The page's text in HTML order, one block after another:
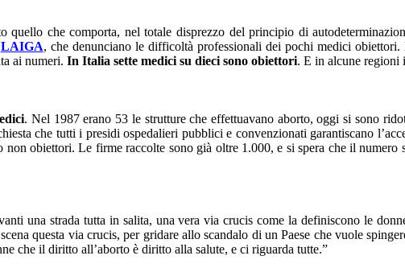
quello che comporta, nel totale disprezzo del principio di
LAIGA, che denunciano le difficoltà professionali dei pochi medici
ai numeri. In Italia sette medici su dieci sono obiettori. E in alcune regioni
. Nel 1987 erano 53 le strutture che effettuavano aborto, oggi si sono
che tutti i presidi ospedalieri pubblici e convenzionati garantiscano
non obiettori. Le firme raccolte sono già oltre 1.000, e si spera che il
una strada tutta in salita, una vera via crucis come la definiscono le
questa via crucis, per gridare allo scandalo di un Paese che vuole
che il diritto all’aborto è diritto alla salute, e ci riguarda tutte.”